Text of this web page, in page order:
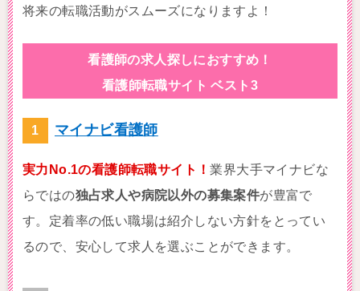
将来の転職活動がスムーズになりますよ！
看護師の求人探しにおすすめ！
看護師転職サイト ベスト3
マイナビ看護師
実力No.1の看護師転職サイト！業界大手マイナビな
らではの独占求人や病院以外の募集案件が豊富で
す。定着率の低い職場は紹介しない方針をとってい
るので、安心して求人を選ぶことができます。